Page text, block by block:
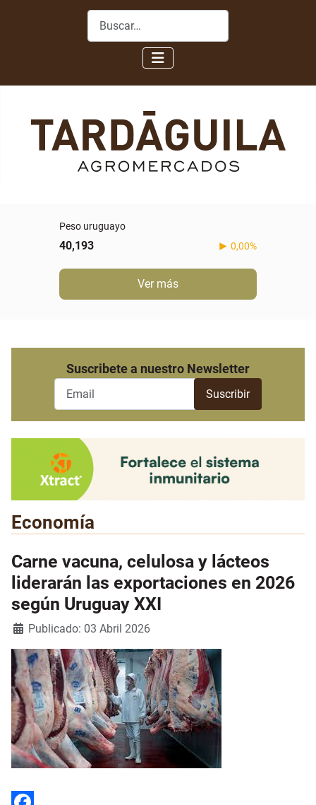
Buscar
Peso uruguayo
40,193 0,00%
Ver más
Suscribete a nuestro Newsletter
Economía
Carne vacuna, celulosa y lácteos
liderarán las exportaciones en 2026
según Uruguay XXI
Detalles
Publicado: 03 Abril 2026